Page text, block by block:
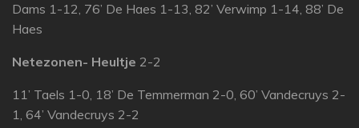
Dams 1-12, 76’ De Haes 1-13, 82’ Verwimp 1-14, 88’ De
Haes
Netezonen- Heultje 2-2
11’ Taels 1-0, 18’ De Temmerman 2-0, 60’ Vandecruys 2-
1, 64’ Vandecruys 2-2